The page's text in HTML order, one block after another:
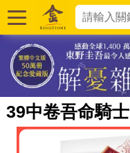
39中卷吾命騎士